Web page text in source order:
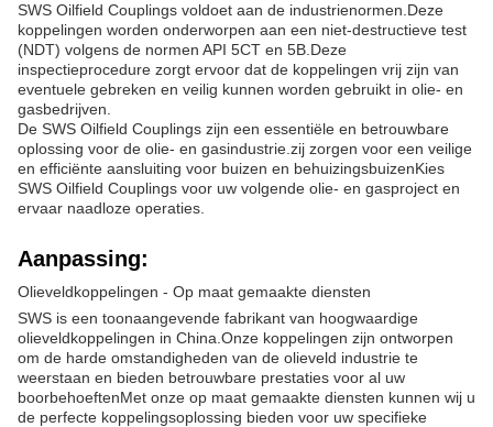
SWS Oilfield Couplings voldoet aan de industrienormen.Deze
koppelingen worden onderworpen aan een niet-destructieve test
(NDT) volgens de normen API 5CT en 5B.Deze
inspectieprocedure zorgt ervoor dat de koppelingen vrij zijn van
eventuele gebreken en veilig kunnen worden gebruikt in olie- en
gasbedrijven.
De SWS Oilfield Couplings zijn een essentiële en betrouwbare
oplossing voor de olie- en gasindustrie.zij zorgen voor een veilige
en efficiënte aansluiting voor buizen en behuizingsbuizenKies
SWS Oilfield Couplings voor uw volgende olie- en gasproject en
ervaar naadloze operaties.
Aanpassing:
Olieveldkoppelingen - Op maat gemaakte diensten
SWS is een toonaangevende fabrikant van hoogwaardige
olieveldkoppelingen in China.Onze koppelingen zijn ontworpen
om de harde omstandigheden van de olieveld industrie te
weerstaan en bieden betrouwbare prestaties voor al uw
boorbehoeftenMet onze op maat gemaakte diensten kunnen wij u
de perfecte koppelingsoplossing bieden voor uw specifieke